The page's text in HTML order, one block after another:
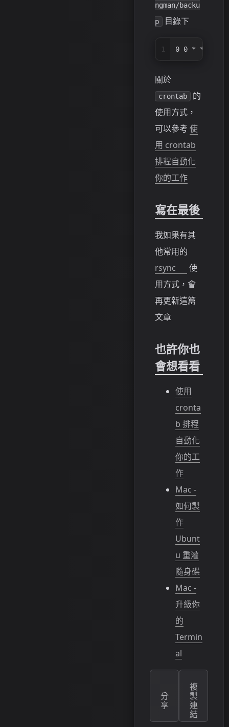
ngman/backu
p
目錄下
1 0 0 * * *
關於
crontab
的
使用方式，
可以參考 使
用 crontab
排程自動化
你的工作
寫在最後
我如果有其
他常用的
rsync
使
用方式，會
再更新這篇
文章
也許你也
會想看看
使用
cronta
b 排程
自動化
你的工
作
Mac -
如何製
作
Ubunt
u 重灌
隨身碟
Mac -
升級你
的
Termin
al
分
享
複
製
連
結